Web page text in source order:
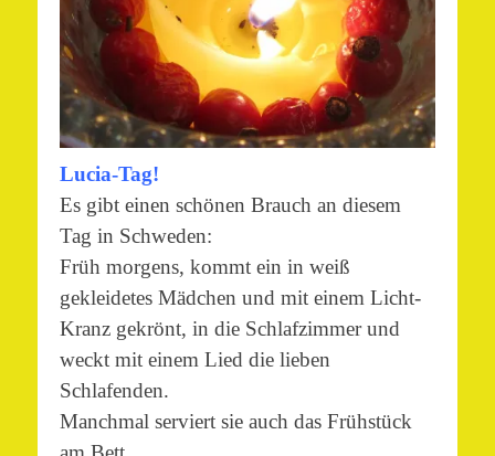
Lucia-Tag!
Es gibt einen schönen Brauch an diesem
Tag in Schweden:
Früh morgens, kommt ein in weiß
gekleidetes Mädchen und mit einem Licht-
Kranz gekrönt, in die Schlafzimmer und
weckt mit einem Lied die lieben
Schlafenden.
Manchmal serviert sie auch das Frühstück